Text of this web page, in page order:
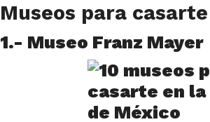
Museos para casarte
1.- Museo Franz Mayer